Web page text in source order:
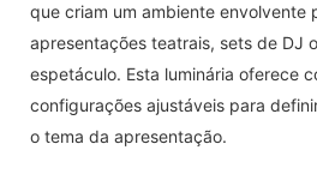
que criam um ambiente envolvente
apresentações teatrais, sets de DJ
espetáculo. Esta luminária oferece
configurações ajustáveis ​​para
o tema da apresentação.